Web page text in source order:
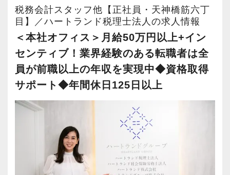
＜給与体系＞
【Aパターン】
月給+賞与+随時昇給
・前職以上の年収保証かつ下限保証1,000万円以
上
（例1）前職年収700万円の場合、年収1,000万
円以上でスタート
（例2）前職年収900万円の場合、年収1,000万
円以上でスタート
【Bパターン】
さらに、年間顧客単価の平均は100万円（個人ま
たは新設法人に限ると70万円）となっており、
「価格だけを求めるお客様で疲弊する」という
こともありません。
◆専門職として成長&市場価値を高められる環境
につけるため、独自マニュアルを用いて社内教
育を実施しています。
さらに、顧問先が2,000件以上（年間純増約350
件）あるため、ご経験や入社後の勤続年数、ご
本人の要望にあわせた案件の割り振りが可能で
税務会計スタッフ他【正社員・天神橋筋六丁
目】／ハートランド税理士法人の求人情報
＜本社オフィス＞月給50万円以上+イン
センティブ！業界経験のある転職者は全
員が前職以上の年収を実現中◆資格取得
サポート◆年間休日125日以上